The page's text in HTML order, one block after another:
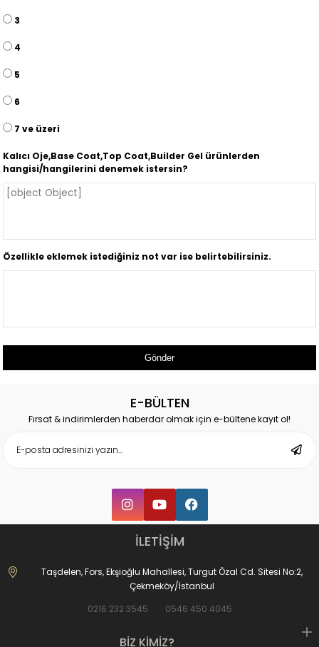
3
4
5
6
7 ve üzeri
Kalıcı Oje,Base Coat,Top Coat,Builder Gel ürünlerden
hangisi/hangilerini denemek istersin?
Özellikle eklemek istediğiniz not var ise belirtebilirsiniz.
Gönder
E-BÜLTEN
Fırsat & indirimlerden haberdar olmak için e-bültene kayıt ol!
İLETİŞİM
Taşdelen, Fors, Ekşioğlu Mahallesi, Turgut Özal Cd. Sitesi No:2,
Çekmeköy/İstanbul
0216 232 3545
0546 450 4045
BİZ KİMİZ?